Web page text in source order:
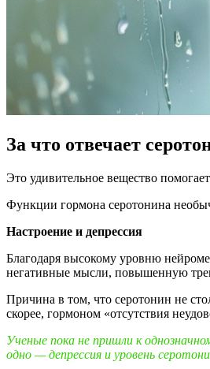
За что отвечает
Это удивительное вещество
Функции гормона серотонина
Настроение и депрессия
Благодаря высокому уровню
негативные мысли, повышенную
Причина в том, что серотонин не
скорее, гормоном «отсутствия
Ученые пока не пришли к
одно — депрессия и уровень